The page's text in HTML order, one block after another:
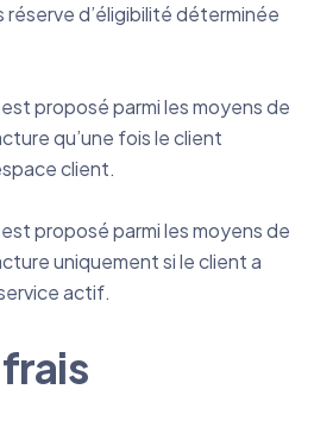
réserve d’éligibilité déterminée
proposé parmi les moyens de
qu’une fois le client
client.
proposé parmi les moyens de
uniquement si le client a
actif.